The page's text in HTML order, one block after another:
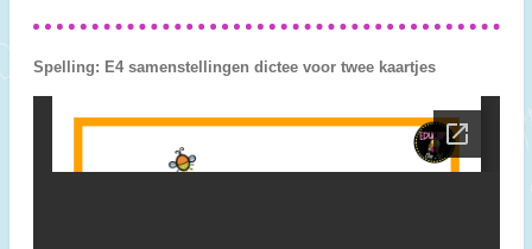
Spelling: E4 samenstellingen dictee voor twee kaartjes